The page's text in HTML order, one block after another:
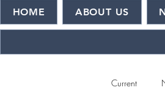
HOME ABOUT US
Current